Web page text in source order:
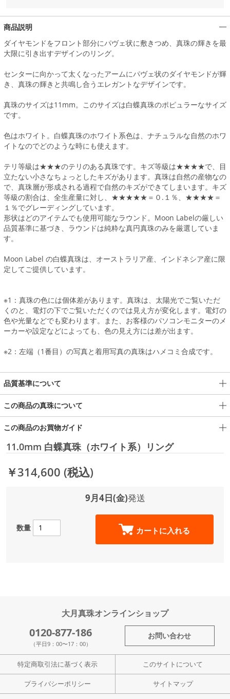
商品説明
ダイヤモンドをフロント部分にパヴェ状に敷きつめ、真珠の輝きを最
大限に引き出すデザインのリング。
センターに向かって太くなったアームにパヴェ状のダイヤモンドが輝
き、真珠の輝きと共鳴し合うエレガントなデザインです。
真珠のサイズは11mm。このサイズは白蝶真珠のポピュラーなサイズ
です。
色はホワイト。白蝶真珠のホワイト系色は、ナチュラルな自然のホワ
イトなのでどのような時にも使えます。
テリ等級は★★★のテリのある真珠です。キズ等級は★★★★で、目
立たない小さなちょっとしたキズがあります。真珠は自然の産物なの
で、真珠層が形成される過程で自然のキズができてしまいます。キズ
等級の割合は、全生産量に対し、★★★★★＝０.１％、★★★★＝
１％でグレーディングしています。
形状はどのアイテムでも使用可能なラウンド。Moon Labelの厳しい
品質基準に基づき、ラウンドは純粋な真円真珠のみを厳選していま
す。
Moon Label の白蝶真珠は、オーストラリア産、インドネシア産に限
定してご提供しています。
※1：真珠の色には個体差があります。真珠は、太陽光でご覧いただ
くのと、電灯の下でご覧いただくのでは見え方が変化します。電灯の
色や光量などでも変わります。また、お客様のパソコンモニターのメ
ーカーや設定などによっても、色の見え方には差が出ます。
※2：左端（1番目）の写真と着用写真の真珠はハメコミ合成です。
品質基準について
この商品の真珠について
この商品のお買物ガイド
11.0mm 白蝶真珠（ホワイト系）リング
￥314,600 (税込)
9月4日(金)発送
数量 カートに入れる
大月真珠オンラインショップ
0120-877-186
（平日9：00〜17：00）
お問い合わせ
特定商取引法に基づく表示 このサイトについて
プライバシーポリシー サイトマップ